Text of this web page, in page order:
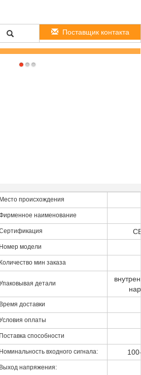
Поставщик контакта
переходники/заряжателя переходники MP5
Место происхождения
наименование
Номер модели
Количество мин заказа
детали
Время доставки
оплаты
Поставка способности
Номинальность входного сигнала:
Выход напряжения: